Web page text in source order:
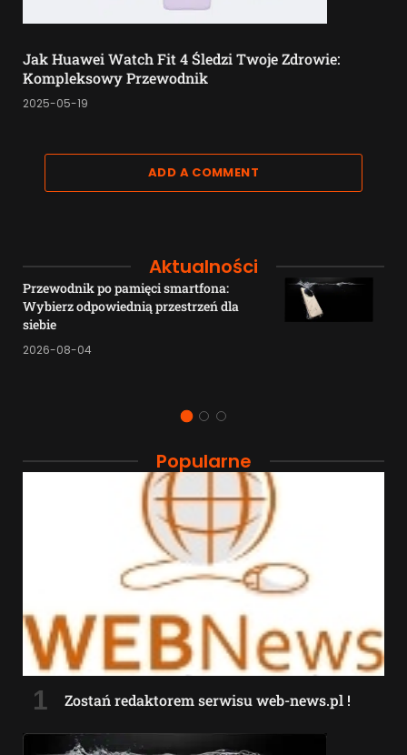
Jak Huawei Watch Fit 4 Śledzi Twoje Zdrowie:
Kompleksowy Przewodnik
2025-05-19
ADD A COMMENT
Aktualności
Przewodnik po pamięci smartfona:
Wybierz odpowiednią przestrzeń dla
siebie
2026-08-04
Popularne
Zostań redaktorem serwisu web-news.pl !